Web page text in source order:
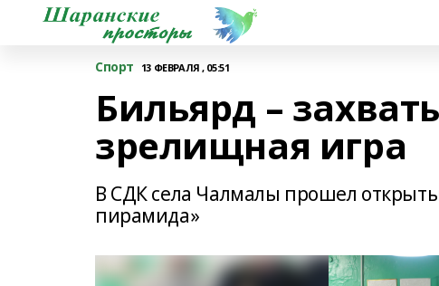
Спорт 13 ФЕВРАЛЯ , 05:51
Бильярд –
зрелищная игра
В СДК села Чалмалы прошел
пирамида»